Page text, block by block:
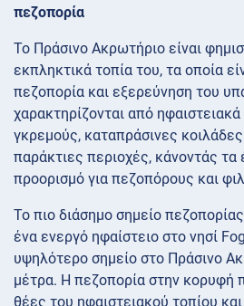
πεζοπορία
Το Πράσινο Ακρωτήριο είναι
εκπληκτικά τοπία του, τα οποία
πεζοπορία και εξερεύνηση του
χαρακτηρίζονται από
γκρεμούς, καταπράσινες
παράκτιες περιοχές, κάνοντάς τα
προορισμό για πεζοπόρους και
Το πιο διάσημο σημείο
ένα ενεργό ηφαίστειο στο νησί
υψηλότερο σημείο στο Πράσινο
μέτρα. Η πεζοπορία στην κορυφή
θέες του ηφαιστειακού τοπίου